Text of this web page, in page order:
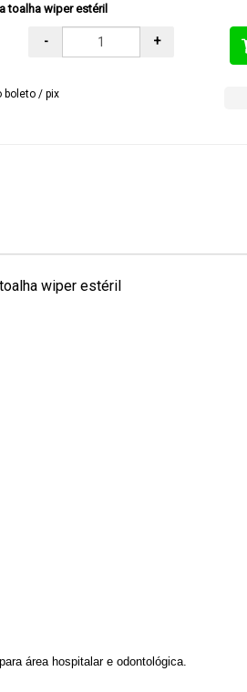
toalha wiper estéril
- +
boleto / pix
wiper estéril
área hospitalar e odontológica.